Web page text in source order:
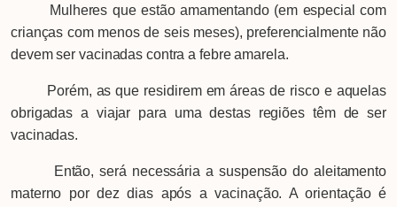
Mulheres que estão amamentando (em especial com
crianças com menos de seis meses), preferencialmente não
devem ser vacinadas contra a febre amarela.
Porém, as que residirem em áreas de risco e aquelas
obrigadas a viajar para uma destas regiões têm de ser
vacinadas.
Então, será necessária a suspensão do aleitamento
materno por dez dias após a vacinação. A orientação é